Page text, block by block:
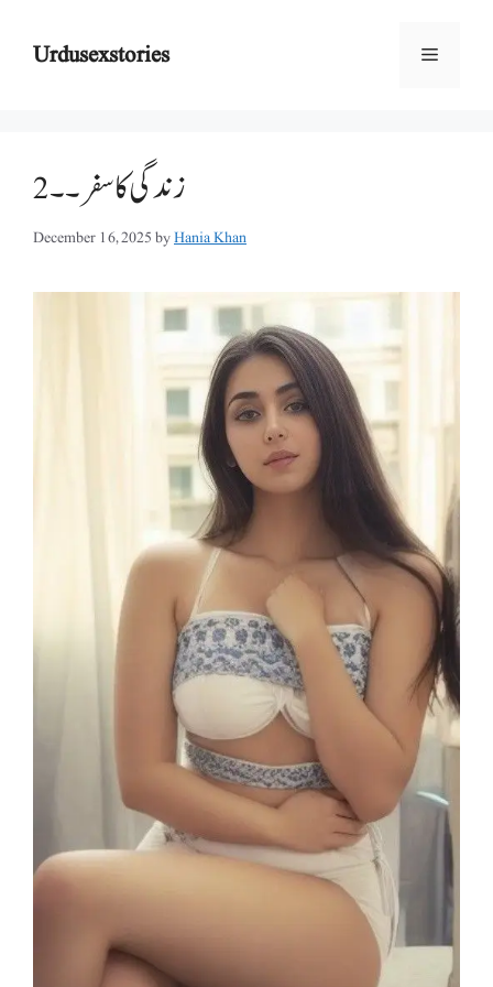
contentUrdusexstories Menu
زندگی کا سفر ۔۔2
December 16, 2025byHania Khan